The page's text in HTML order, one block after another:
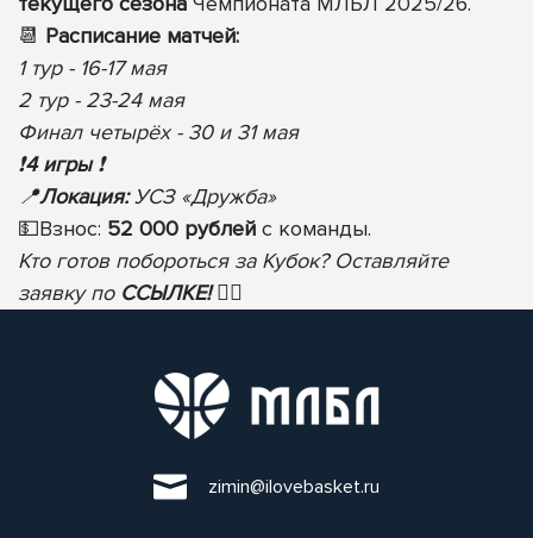
📆 Расписание матчей:
1 тур - 16-17 мая
2 тур - 23-24 мая
Финал четырёх - 30 и 31 мая
❗️4 игры❗️
📍Локация:УСЗ «Дружба»
💵Взнос: 52 000 рублей с команды.
Кто готов побороться за Кубок? Оставляйте
заявку по ССЫЛКЕ! ✍🏻
zimin@ilovebasket.ru